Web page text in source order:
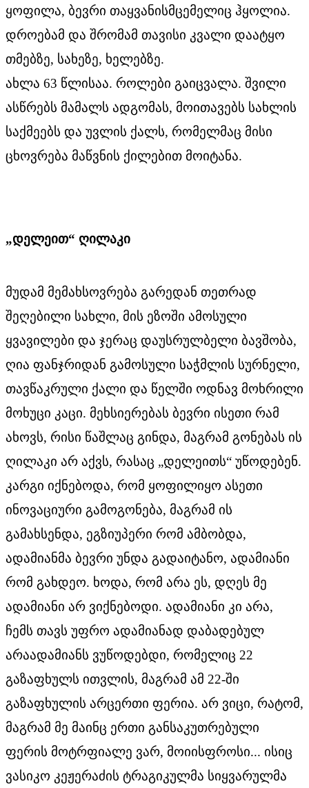
ყოფილა, ბევრი თაყვანისმცემელიც ჰყოლია.
დროებამ და შრომამ თავისი კვალი დაატყო
თმებზე, სახეზე, ხელებზე.
ახლა 63 წლისაა. როლები გაიცვალა. შვილი
ასწრებს მამალს ადგომას, მოითავებს სახლის
საქმეებს და უვლის ქალს, რომელმაც მისი
ცხოვრება მაწვნის ქილებით მოიტანა.
„დელეით“ ღილაკი
მუდამ მემახსოვრება გარედან თეთრად
შეღებილი სახლი, მის ეზოში ამოსული
ყვავილები და ჯერაც დაუსრულბელი ბავშობა,
ღია ფანჯრიდან გამოსული საჭმლის სურნელი,
თავწაკრული ქალი და წელში ოდნავ მოხრილი
მოხუცი კაცი. მეხსიერებას ბევრი ისეთი რამ
ახოვს, რისი წაშლაც გინდა, მაგრამ გონებას ის
ღილაკი არ აქვს, რასაც „დელეითს“ უწოდებენ.
კარგი იქნებოდა, რომ ყოფილიყო ასეთი
ინოვაციური გამოგონება, მაგრამ ის
გამახსენდა, ეგზიუპერი რომ ამბობდა,
ადამიანმა ბევრი უნდა გადაიტანო, ადამიანი
რომ გახდეო. ხოდა, რომ არა ეს, დღეს მე
ადამიანი არ ვიქნებოდი. ადამიანი კი არა,
ჩემს თავს უფრო ადამიანად დაბადებულ
არაადამიანს ვუწოდებდი, რომელიც 22
გაზაფხულს ითვლის, მაგრამ ამ 22-ში
გაზაფხულის არცერთი ფერია. არ ვიცი, რატომ,
მაგრამ მე მაინც ერთი განსაკუთრებული
ფერის მოტრფიალე ვარ, მოიისფროსი... ისიც
ვასიკო კეჟერაძის ტრაგიკულმა სიყვარულმა